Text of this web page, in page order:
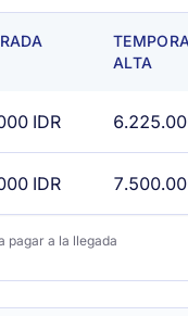
ALTA
IDR
IDR
pagar a la llegada